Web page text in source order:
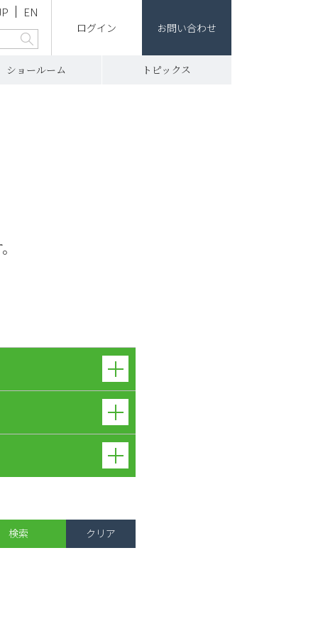
ログイン お問い合わせ
EN
ショールーム トピックス